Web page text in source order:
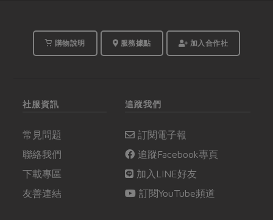
購物說明 服務據點 加入合作社
社服資訊
常見問題
聯絡我們
下載專區
友善連結
追蹤我們
訂閱電子報
追蹤Facebook專頁
加入LINE好友
訂閱YouTube頻道